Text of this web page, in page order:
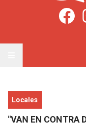
Locales
"VAN EN CONTRA